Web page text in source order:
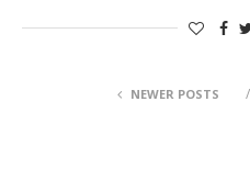
NEWER POSTS